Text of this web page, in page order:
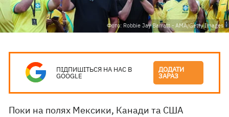
Фото: Robbie Jay Barratt - AMA/Getty Images
ПІДПИШІТЬСЯ НА НАС В
GOOGLE
ДОДАТИ
ЗАРАЗ
Поки на полях Мексики, Канади та США